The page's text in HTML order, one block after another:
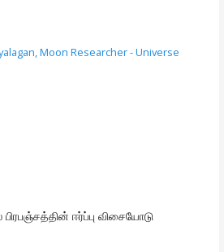
Moon Researcher - Universe
ஈர்ப்பு விசையோடு